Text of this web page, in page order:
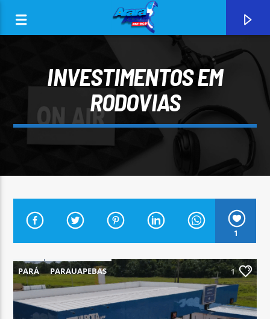
CURRENT TRACK
ARARA AZUL FM 96,9
INVESTIMENTOS EM
RODOVIAS
1
PARÁ PARAUAPEBAS 1